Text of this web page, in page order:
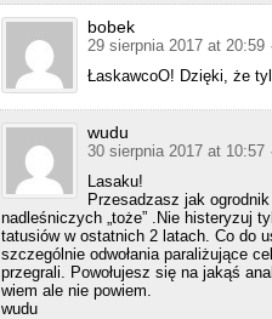
bobek
29 sierpnia 2017 at 20:59
ŁaskawcoO! Dzięki, że
wudu
30 sierpnia 2017 at 10:57
Lasaku!
Przesadzasz jak
nadleśniczych „toże” .Nie histeryzuj
tatusiów w ostatnich 2 latach. Co do
szczególnie odwołania paraliżujące
przegrali. Powołujesz się na jakąś
wiem ale nie powiem.
wudu